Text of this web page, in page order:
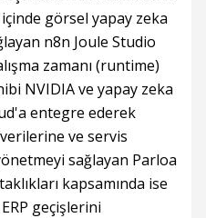
görsel yapay zeka
n8n Joule Studio
zamanı (runtime)
NVIDIA ve yapay zeka
entegre ederek
ve servis
sağlayan Parloa
kapsamında ise
geçişlerini